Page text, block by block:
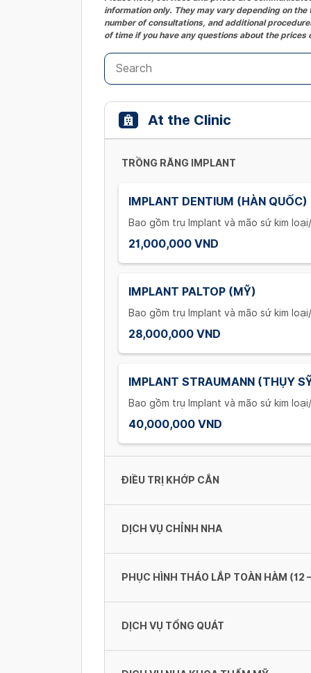
information only. They may vary depending on
number of consultations, and additional
of time if you have any questions about the prices
At the Clinic
TRỒNG RĂNG IMPLANT
IMPLANT DENTIUM (HÀN QUỐC)
Bao gồm trụ Implant và mão sứ kim
21,000,000 VND
IMPLANT PALTOP (MỸ)
Bao gồm trụ Implant và mão sứ kim
28,000,000 VND
IMPLANT STRAUMANN (THỤY
Bao gồm trụ Implant và mão sứ kim
40,000,000 VND
ĐIỀU TRỊ KHỚP CẮN
KHÁM LÀM BỆNH ÁN
1,000,000 VND
MÀI CHỈNH KHỚP
600,000 - 1,800,000 VND
DỊCH VỤ CHỈNH NHA
MẮC CÀI KIM LOẠI
35,000,000 - 50,000,000 VND
MẮC CÀI SỨ (2 HÀM)
PHỤC HÌNH THÁO LẮP TOÀN HÀM (12
HÀM NHỰA RĂNG TỐT
6,600,000 - 120,000,000 VND
DỊCH VỤ TỔNG QUÁT